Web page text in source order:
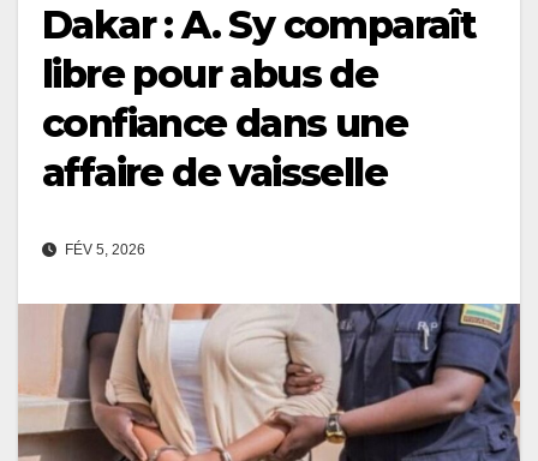
Dakar : A. Sy comparaît
libre pour abus de
confiance dans une
affaire de vaisselle
FÉV 5, 2026